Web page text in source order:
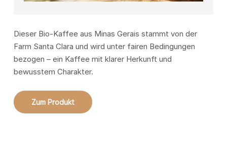
Dieser Bio-Kaffee aus Minas Gerais stammt von der
Farm Santa Clara und wird unter fairen Bedingungen
bezogen – ein Kaffee mit klarer Herkunft und
bewusstem Charakter.
Zum Produkt